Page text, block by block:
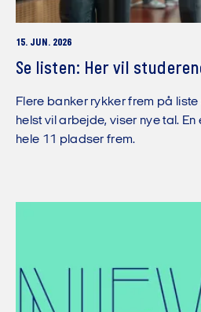
15. JUN. 2026
Se listen: Her vil
Flere banker rykker frem på
helst vil arbejde, viser nye tal.
hele 11 pladser frem.